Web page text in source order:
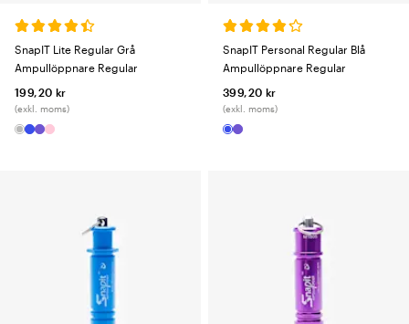
SnapIT Lite Regular Grå
Ampullöppnare Regular
199,20 kr
(exkl. moms)
SnapIT Personal Regular Blå
Ampullöppnare Regular
399,20 kr
(exkl. moms)